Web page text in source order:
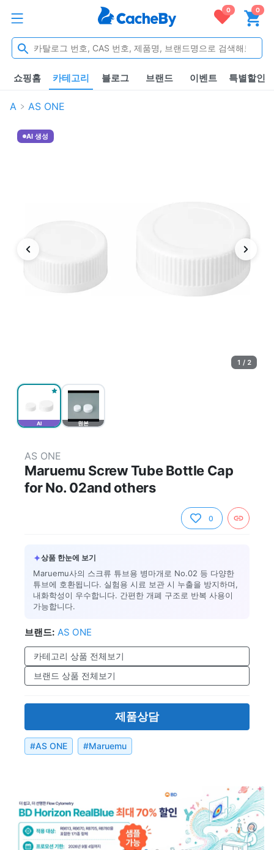
0 0
쇼핑홈 카테고리 블로그 브랜드 이벤트 특별할인
A AS ONE
AI 원본
AI 생성
1 / 2
AS ONE
Maruemu Screw Tube Bottle Cap
for No. 02and others
0
✦상품 한눈에 보기
Maruemu사의 스크류 튜브용 병마개로 No.02 등 다양한
튜브에 호환됩니다. 실험용 시료 보관 시 누출을 방지하며,
내화학성이 우수합니다. 간편한 개폐 구조로 반복 사용이
가능합니다.
브랜드: AS ONE
카테고리 상품 전체보기
브랜드 상품 전체보기
제품상담
#AS ONE #Maruemu